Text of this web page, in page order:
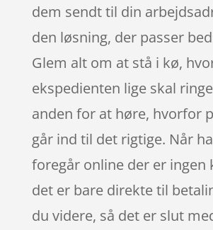
dem sendt til din
den løsning, der passer
Glem alt om at stå i kø,
ekspedienten lige skal
anden for at høre, hvorfor
går ind til det rigtige. Når
foregår online der er ingen
det er bare direkte til
du videre, så det er slut